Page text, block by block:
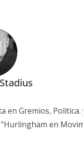
en Gremios, Política.
en